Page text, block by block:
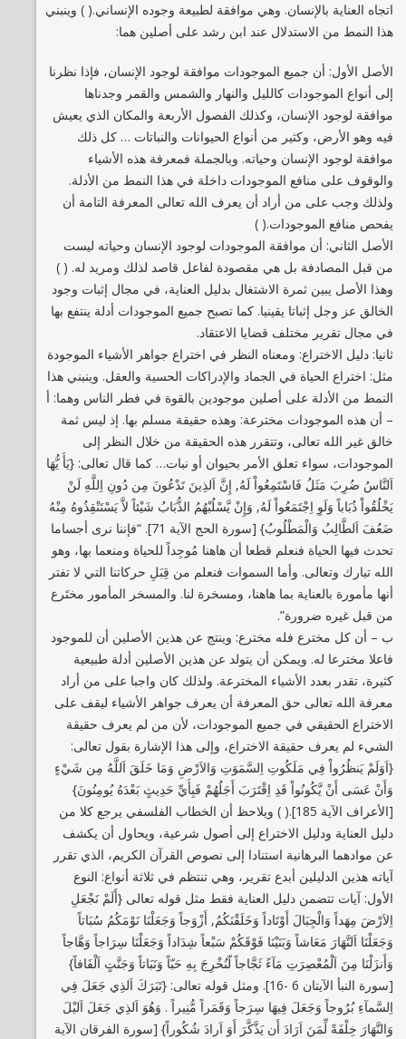
اتجاه العناية بالإنسان. وهي موافقة لطبيعة وجوده الإنساني.( ) وينبني
هذا النمط من الاستدلال عند ابن رشد على أصلين هما:
الأصل الأول: أن جميع الموجودات موافقة لوجود الإنسان، فإذا نظرنا
إلى أنواع الموجودات كالليل والنهار والشمس والقمر وجدناها
موافقة لوجود الإنسان، وكذلك الفصول الأربعة والمكان الذي يعيش
فيه وهو الأرض، وكثير من أنواع الحيوانات والنباتات … كل ذلك
موافقة لوجود الإنسان وحياته. وبالجملة فمعرفة هذه الأشياء
والوقوف على منافع الموجودات داخلة في هذا النمط من الأدلة.
ولذلك وجب على من أراد أن يعرف الله تعالى المعرفة التامة أن
يفحص منافع الموجودات.( )
الأصل الثاني: أن موافقة الموجودات لوجود الإنسان وحياته ليست
من قبل المصادفة بل هي مقصودة لفاعل قاصد لذلك ومريد له. ( )
وهذا الأصل يبين ثمرة الاشتغال بدليل العناية، في مجال إثبات وجود
الخالق عز وجل إثباتا يقينيا. كما تصبح جميع الموجودات أدلة ينتفع بها
في مجال تقرير مختلف قضايا الاعتقاد.
ثانيا: دليل الاختراع: ومعناه النظر في اختراع جواهر الأشياء الموجودة
مثل: اختراع الحياة في الجماد والإدراكات الحسية والعقل. وينبني هذا
النمط من الأدلة على أصلين موجودين بالقوة في فطر الناس وهما: أ
– أن هذه الموجودات مخترعة: وهذه حقيقة مسلم بها. إذ ليس ثمة
خالق غير الله تعالى، وتتقرر هذه الحقيقة من خلال النظر إلى
الموجودات، سواء تعلق الأمر بحيوان أو نبات… كما قال تعالى: {يَأَ يُّهَا
اَلنَّاسُ ضُرِبَ مَثَلُ فَاسْتَمِعُواْ لَهُ, إِنَّ اَلذِينَ تَدْعُونَ مِن دُونِ اِللَّهِ لَنْ
يَخْلُقُواْ ذُبَاباً وَلَوِ اِجْتَمَعُواْ لَهُ, وَإِنْ يَّسْلُبْهُمُ الذُّبَابُ شَيْئاً لاَّ يَسْتَنْقِذُوهُ مِنْهُ
ضَعُفَ اَلطَّالِبُ وَالْمَطْلُوبُ} [سورة الحج الآية 71]. “فإننا نرى أجساما
تحدث فيها الحياة فنعلم قطعا أن هاهنا مُوجِداً للحياة ومنعما بها، وهو
الله تبارك وتعالى. وأما السموات فنعلم من قِبَلِ حركاتنا التي لا تفتر
أنها مأمورة بالعناية بما هاهنا، ومسخرة لنا. والمسخر المأمور مختَرع
من قبل غيره ضرورة”.
ب – أن كل مخترع فله مخترع: وينتج عن هذين الأصلين أن للموجود
فاعلا مخترعا له. ويمكن أن يتولد عن هذين الأصلين أدلة طبيعية
كثيرة، تقدر بعدد الأشياء المخترعة. ولذلك كان واجبا على من أراد
معرفة الله تعالى حق المعرفة أن يعرف جواهر الأشياء ليقف على
الاختراع الحقيقي في جميع الموجودات، لأن من لم يعرف حقيقة
الشيء لم يعرف حقيقة الاختراع، وإلى هذا الإشارة بقول تعالى:
{اَوَلَمْ يَنظُرُواْ فِي مَلَكُوتِ اِلسَّمَوَتِ وَالاَرْضِ وَمَا خَلَقَ اَللَّهُ مِن شَيْءٍ
وَأَنْ عَسَى أَنْ يَّكُونُواْ قَدِ اِقْتَرَبَ أَجَلُهُمْ فَبِأَيِّ حَدِيثٍ بَعْدَهُ يُومِنُونَ}
[الأعراف الآية 185].( ) ويلاحظ أن الخطاب الفلسفي يرجع كلا من
دليل العناية ودليل الاختراع إلى أصول شرعية، ويحاول أن يكشف
عن موادهما البرهانية استنادا إلى نصوص القرآن الكريم، الذي تقرر
آياته هذين الدليلين أبدع تقرير، وهي تنتظم في ثلاثة أنواع: النوع
الأول: آيات تتضمن دليل العناية فقط مثل قوله تعالى {أَلَمْ نَجْعَلِ
اِلاَرْضَ مِهَداً وَالْجِبَالَ أَوْتَاداً وَخَلَقْنَكُمُ, أَزْوَجاً وَجَعَلْنَا نَوْمَكُمُ سُبَاتاً
وَجَعَلْنَا اَلنَّهَارَ مَعَاشاً وَبَنَيْنَا فَوْقَكُمْ سَبْعاً شِدَاداً وَجَعَلْنَا سِرَاجاً وَهَّاجاً
وَأَنزَلْنَا مِنَ اَلْمُعْصِرَتِ مَآءً ثَجَّاجاً لّنُخْرِجَ بِهِ حَبّاً وَنَبَاتاً وَجَنَّتٍ اَلْفَافاً}
[سورة النبأ الآيتان 6 -16]. ومثل قوله تعالى: {تَبَرَكَ اَلذِي جَعَلَ فِي
اِلسَّمآءِ بُرُوجاً وَجَعَلَ فِيهَا سِرَجاً وَقَمَراً مُّنِيراً . وَهُوَ اَلذِي جَعَلَ اَليْلَ
وَالنَّهَارَ خِلْفَةً لِّمَنَ اَرَادَ أَن يَذَّكَّرَ أَوَ اَرادَ شُكُوراً} [سورة الفرقان الآية